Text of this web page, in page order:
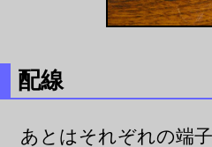
配線
あとはそれぞれの端